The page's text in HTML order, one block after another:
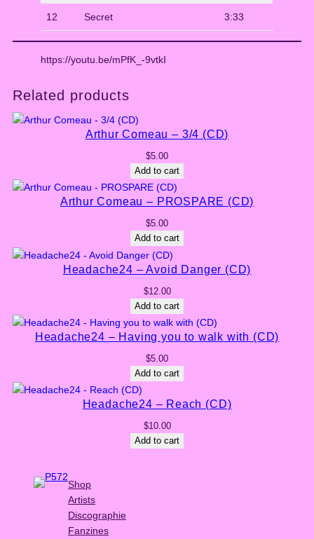
12 Secret 3:33
https://youtu.be/mPfK_-9vtkI
Related products
Arthur Comeau – 3/4 (CD)
$5.00
Add to cart
Arthur Comeau – PROSPARE (CD)
$5.00
Add to cart
Headache24 – Avoid Danger (CD)
$12.00
Add to cart
Headache24 – Having you to walk with (CD)
$5.00
Add to cart
Headache24 – Reach (CD)
$10.00
Add to cart
Shop
Artists
Discographie
Fanzines